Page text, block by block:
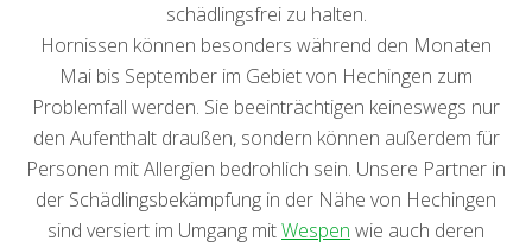
schädlingsfrei zu halten.
Hornissen können besonders während den Monaten
Mai bis September im Gebiet von Hechingen zum
Problemfall werden. Sie beeinträchtigen keineswegs nur
den Aufenthalt draußen, sondern können außerdem für
Personen mit Allergien bedrohlich sein. Unsere Partner in
der Schädlingsbekämpfung in der Nähe von Hechingen
sind versiert im Umgang mitWespen wie auch deren